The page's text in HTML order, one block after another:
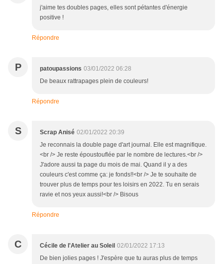
j'aime tes doubles pages, elles sont pétantes d'énergie
positive !
Répondre
P patoupassions 03/01/2022 06:28
De beaux rattrapages plein de couleurs!
Répondre
S Scrap Anisé 02/01/2022 20:39
Je reconnais la double page d'art journal. Elle est magnifique.
<br /> Je reste époustouflée par le nombre de lectures.<br />
J'adore aussi ta page du mois de mai. Quand il y a des
couleurs c'est comme ça: je fonds!!<br /> Je te souhaite de
trouver plus de temps pour tes loisirs en 2022. Tu en serais
ravie et nos yeux aussi!<br /> Bisous
Répondre
C Cécile de l'Atelier au Soleil 02/01/2022 17:13
De bien jolies pages ! J'espère que tu auras plus de temps